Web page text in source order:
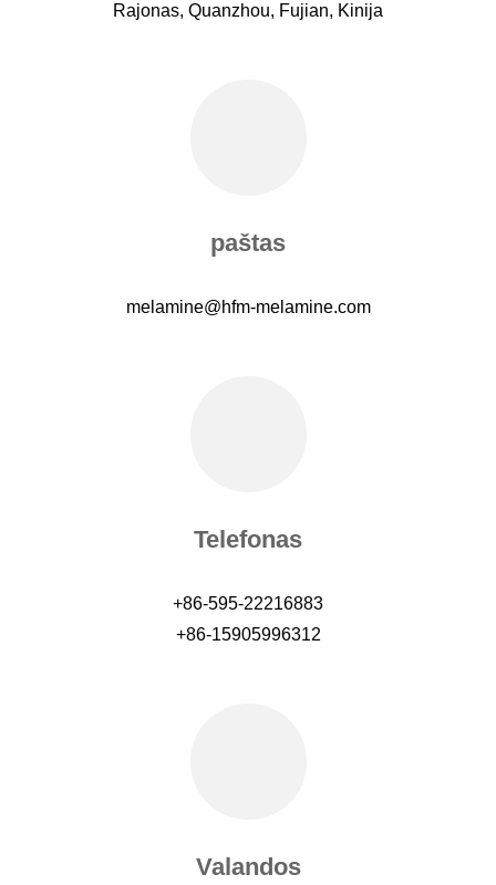
Rajonas, Quanzhou, Fujian, Kinija
paštas
melamine@hfm-melamine.com
Telefonas
+86-595-22216883
+86-15905996312
Valandos